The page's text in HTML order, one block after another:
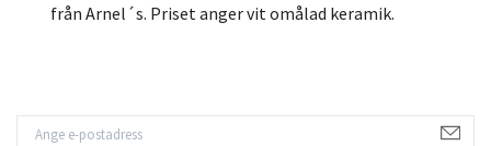
från Arnel´s. Priset anger vit omålad keramik.